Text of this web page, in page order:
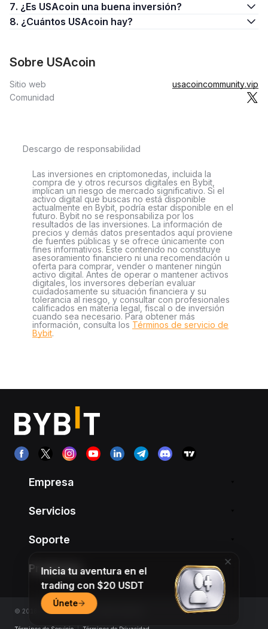
7. ¿Es USAcoin una buena inversión?
8. ¿Cuántos USAcoin hay?
Sobre USAcoin
Sitio web
usacoincommunity.vip
Comunidad
Descargo de responsabilidad
Las inversiones en criptomonedas, incluida la
compra de y otros recursos digitales en Bybit,
implican un riesgo de mercado significativo. Si el
activo digital que buscas no está disponible
actualmente en Bybit, podría estar disponible en el
futuro. Bybit no se responsabiliza por los
resultados de las inversiones. La información de
precios y demás datos presentados aquí proviene
de fuentes públicas y se ofrece únicamente con
fines informativos. Este contenido no constituye
asesoramiento financiero ni una recomendación u
oferta para comprar, vender o mantener ningún
activo digital. Antes de operar o mantener activos
digitales, los inversores deberían evaluar
cuidadosamente su situación financiera y su
tolerancia al riesgo, y consultar con profesionales
calificados en materia legal, fiscal o de inversión
cuando sea necesario. Para obtener más
información, consulta los Términos de servicio de
Bybit.
Empresa
Servicios
Soporte
Productos
© 2018-2026 Bybit.com. All rights reserved.
Inicia tu aventura en el
trading con $20 USDT
Únete